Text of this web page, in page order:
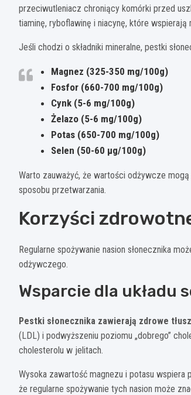
przeciwutleniacz chroniący komórki przed
tiaminę, ryboflawinę i niacynę, które
Jeśli chodzi o składniki mineralne, pestki
Magnez (325-350 mg/100g)
Fosfor (660-700 mg/100g)
Cynk (5-6 mg/100g)
Żelazo (5-6 mg/100g)
Potas (650-700 mg/100g)
Selen (50-60 μg/100g)
Warto zauważyć, że wartości odżywcze
sposobu przetwarzania.
Korzyści
Regularne spożywanie nasion słonecznika
odżywczego.
Wsparcie dla układu
Pestki słonecznika zawierają zdrowe
(LDL) i podwyższeniu poziomu „dobrego”
cholesterolu w jelitach.
Wysoka zawartość magnezu i potasu wspiera
że regularne spożywanie tych nasion może